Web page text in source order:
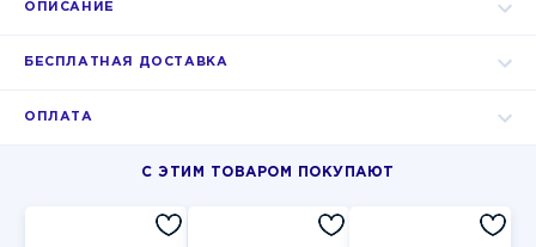
ОПИСАНИЕ
БЕСПЛАТНАЯ ДОСТАВКА
ОПЛАТА
С ЭТИМ ТОВАРОМ ПОКУПАЮТ